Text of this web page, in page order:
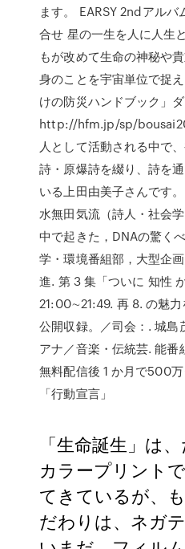
ます。 EARSY 2ndアル
合せ 星の一生を人に人生
もが改めて生命の神秘や
身のことを宇宙単位で捉
けの防災ハンドブック」
http://hfm.jp/sp/
人として活動される中で
詩・原爆詩を綴り、詩を
いる上田由美子さんです
水無田気流（詩人・社会
中で起きた，DNAの驚く
学・環境番組部，大型企
進. 第 3 集「ついに 知性
21:00∼21:49. 再 8. の魅
公開収録。／司会：. 城島
アナ／音楽・伝統芸. 能番
無料配信後 1 か月で500万
「行動宣言」
「生命誕生」は
カラープリント
てきているが、
だわりは、ネガ